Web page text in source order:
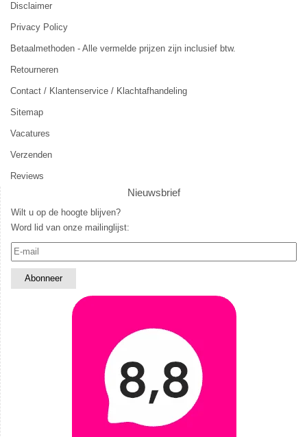
Disclaimer
Privacy Policy
Betaalmethoden - Alle vermelde prijzen zijn inclusief btw.
Retourneren
Contact / Klantenservice / Klachtafhandeling
Sitemap
Vacatures
Verzenden
Reviews
Nieuwsbrief
Wilt u op de hoogte blijven?
Word lid van onze mailinglijst: